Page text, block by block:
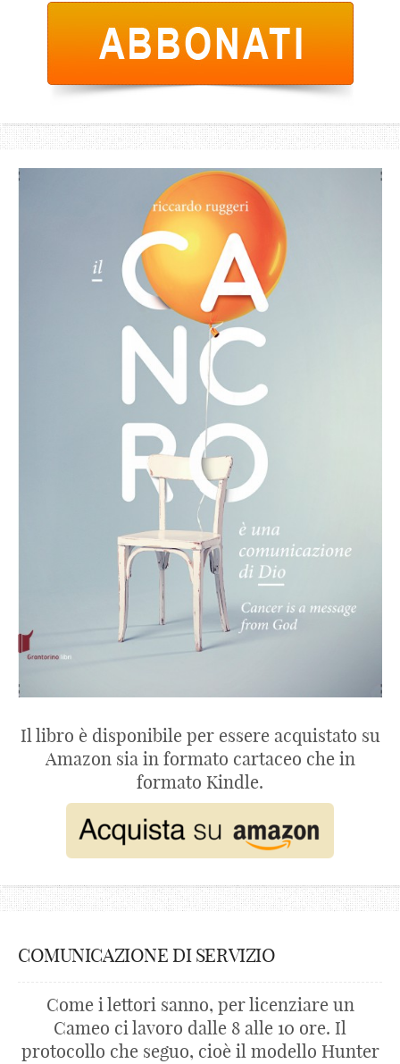
Il libro è disponibile per essere acquistato su
Amazon sia in formato cartaceo che in
formato Kindle.
COMUNICAZIONE DI SERVIZIO
Come i lettori sanno, per licenziare un
Cameo ci lavoro dalle 8 alle 10 ore. Il
protocollo che seguo, cioè il modello Hunter